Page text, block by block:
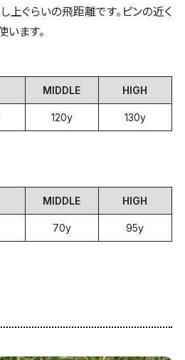
上ぐらいの飛距離です。ピンの近く
ます。
MIDDLE HIGH
120y 130y
MIDDLE HIGH
70y 95y